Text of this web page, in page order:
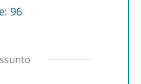
96